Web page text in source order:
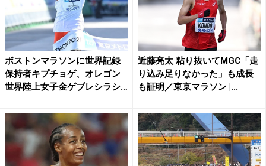
ボストンマラソンに世界記録
保持者キプチョゲ、オレゴン
世界陸上女子金ゲブレシラシ
近藤亮太 粘り抜いてMGC「走
り込み足りなかった」も成長
も証明／東京マラソン |...